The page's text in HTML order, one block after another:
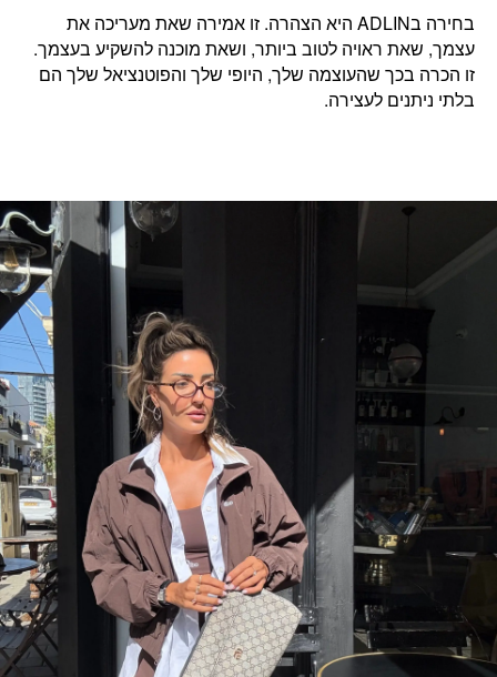
בחירה בADLIN היא הצהרה. זו
אמירה שאת מעריכה את
עצמך, שאת ראויה לטוב ביותר, ושאת מוכנה להשקיע בעצמך.
זו הכרה בכך שהעוצמה שלך, היופי שלך והפוטנציאל שלך הם
בלתי ניתנים לעצירה.